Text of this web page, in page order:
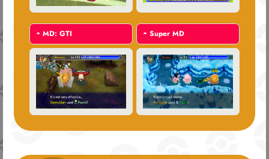
◓ MD: GTI ◓ Super MD